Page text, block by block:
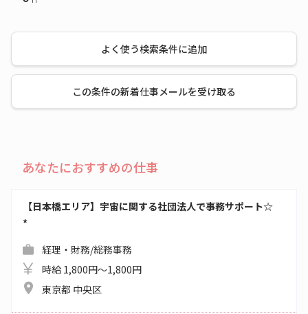
よく使う検索条件に追加
この条件の新着仕事メールを受け取る
あなたにおすすめの仕事
【日本橋エリア】宇宙に関する社団法人で事務サポート☆
*
経理・財務/総務事務
時給 1,800円～1,800円
東京都 中央区